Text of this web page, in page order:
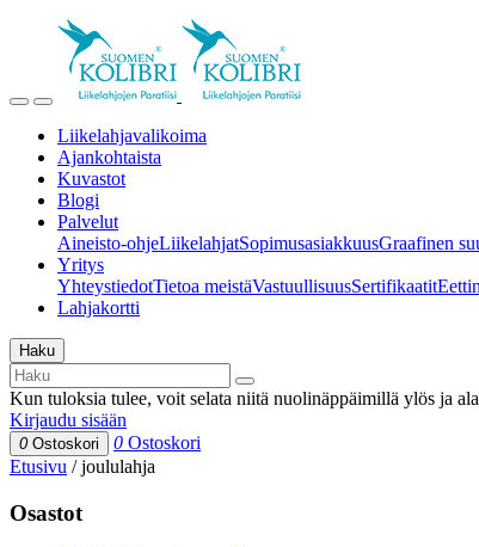
Liikelahjavalikoima
Ajankohtaista
Kuvastot
Blogi
Palvelut
Aineisto-ohjeLiikelahjatSopimusasiakkuusGraafinen
Yritys
YhteystiedotTietoa meistäVastuullisuusSertifikaatit
Lahjakortti
Haku
Kun tuloksia tulee, voit selata niitä nuolinäppäimillä ylös ja
Kirjaudu sisään
0 Ostoskori 0 Ostoskori
Etusivu /joululahja
Osastot